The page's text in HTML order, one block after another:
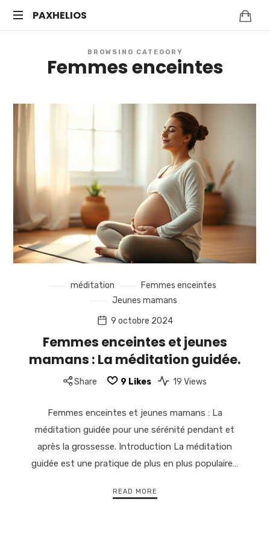
PAXHELIOS
auto-
en
ligne
BROWSING CATEGORY
Femmes enceintes
méditation
Femmes enceintes
Jeunes mamans
9 octobre 2024
Femmes enceintes et jeunes
mamans : La méditation guidée.
Share 9 Likes 19 Views
Femmes enceintes et jeunes mamans : La
méditation guidée pour une sérénité pendant et
après la grossesse. Introduction La méditation
guidée est une pratique de plus en plus populaire…
READ MORE